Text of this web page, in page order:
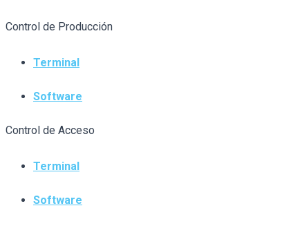
Control de Producción
Terminal
Software
Control de Acceso
Terminal
Software